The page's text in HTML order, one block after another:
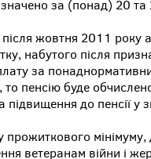
за (понад) 20 та
жовтня 2011 року
набутого після
за
пенсію буде
до пенсії у
мінімуму,
ветеранам війни і